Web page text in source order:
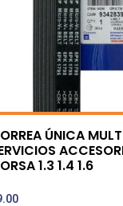
ÚNICA
1.3 1.4 1.6